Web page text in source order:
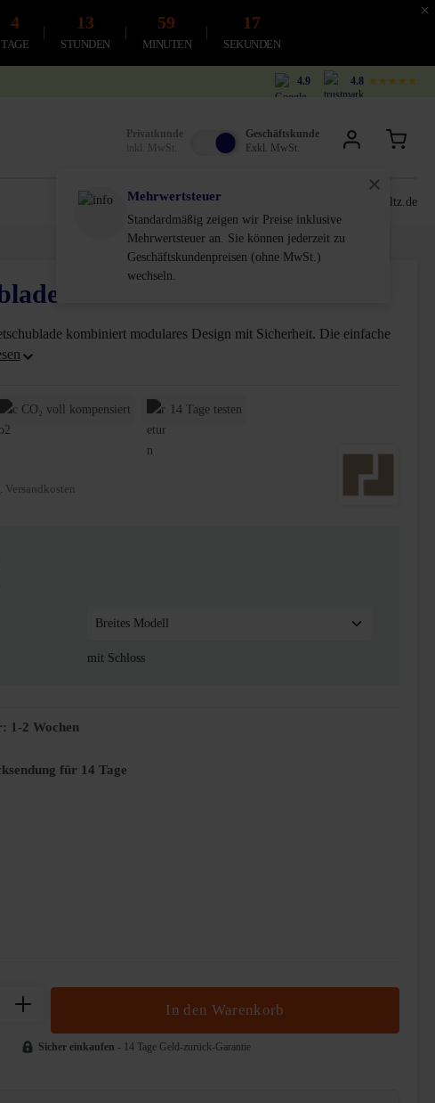
×
4
TAGE
13
STUNDEN
59
MINUTEN
16
SEKUNDEN
4.9 4.8 ★★★★★
Privatkunde
inkl. MwSt.
Geschäftskunde
Exkl. MwSt.
service@schultz.de
mit Schloss
kombiniert modulares Design mit Sicherheit. Die einfache
CO₂ voll kompensiert 14 Tage testen
mit Schloss
1-2 Wochen
für 14 Tage
Gib den gewünschten Wert ein oder benutze
In den Warenkorb
Sicher einkaufen - 14 Tage Geld-zurück-Garantie
Mehrwertsteuer
Standardmäßig zeigen wir Preise inklusive
Mehrwertsteuer an. Sie können jederzeit zu
Geschäftskundenpreisen (ohne MwSt.)
wechseln.